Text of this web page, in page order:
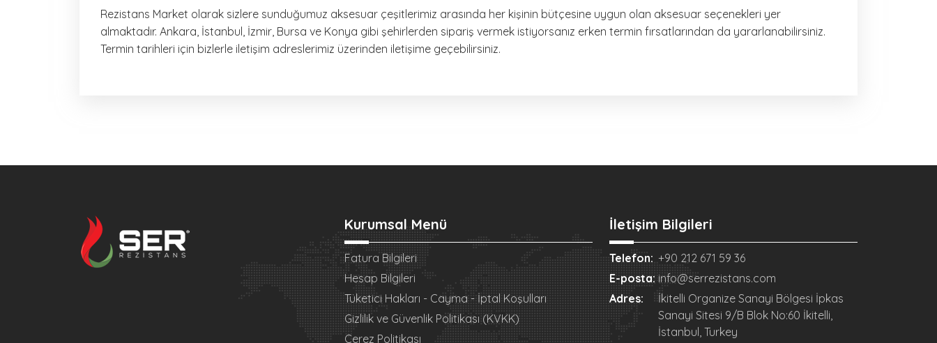
Rezistans Market olarak sizlere sunduğumuz aksesuar çeşitlerimiz arasında her kişinin bütçesine uygun olan aksesuar seçenekleri yer
almaktadır. Ankara, İstanbul, İzmir, Bursa ve Konya gibi şehirlerden sipariş vermek istiyorsanız erken termin fırsatlarından da yararlanabilirsiniz.
Termin tarihleri için bizlerle iletişim adreslerimiz üzerinden iletişime geçebilirsiniz.
Kurumsal Menü
Fatura Bilgileri
Hesap Bilgileri
Tüketici Hakları - Cayma - İptal Koşulları
Gizlilik ve Güvenlik Politikası (KVKK)
Çerez Politikası
İletişim Bilgileri
Telefon: +90 212 671 59 36
E-posta: info@serrezistans.com
Adres:
İkitelli Organize Sanayi Bölgesi İpkas
Sanayi Sitesi 9/B Blok No:60 İkitelli,
İstanbul, Turkey